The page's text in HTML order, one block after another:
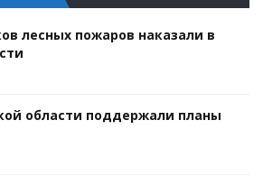
лесных пожаров наказали в
области поддержали планы